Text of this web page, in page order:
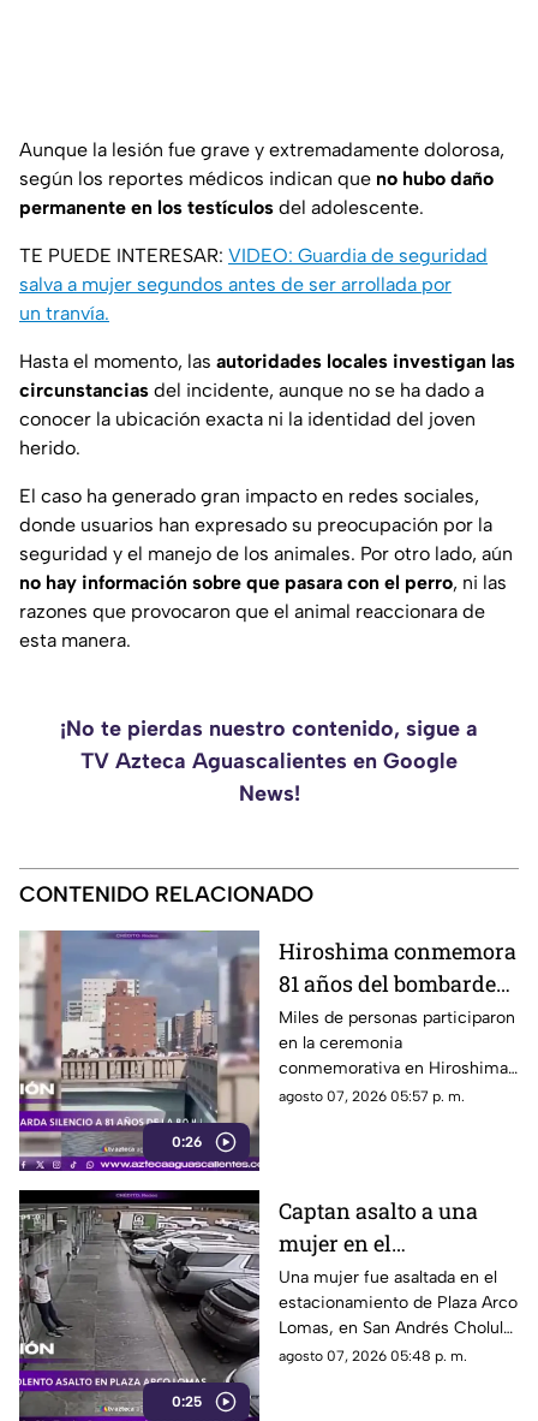
Aunque la lesión fue grave y extremadamente dolorosa,
según los reportes médicos indican que no hubo daño
permanente en los testículos del adolescente.
TE PUEDE INTERESAR: VIDEO: Guardia de seguridad
salva a mujer segundos antes de ser arrollada por
un tranvía.
Hasta el momento, las autoridades locales investigan las
circunstancias del incidente, aunque no se ha dado a
conocer la ubicación exacta ni la identidad del joven
herido.
El caso ha generado gran impacto en redes sociales,
donde usuarios han expresado su preocupación por la
seguridad y el manejo de los animales. Por otro lado, aún
no hay información sobre que pasara con el perro, ni las
razones que provocaron que el animal reaccionara de
esta manera.
¡No te pierdas nuestro contenido, sigue a
TV Azteca Aguascalientes en Google
News!
CONTENIDO RELACIONADO
0:26
Hiroshima conmemora
81 años del bombardeo
atómico con un minuto
de silencio
Miles de personas participaron
en la ceremonia
conmemorativa en Hiroshima,
donde se recordó a las
agosto 07, 2026 05:57 p. m.
0:25
Captan asalto a una
mujer en el
estacionamiento de
Plaza Arco Lomas
Una mujer fue asaltada en el
estacionamiento de Plaza Arco
Lomas, en San Andrés Cholula.
El ataque quedó registrado por
agosto 07, 2026 05:48 p. m.